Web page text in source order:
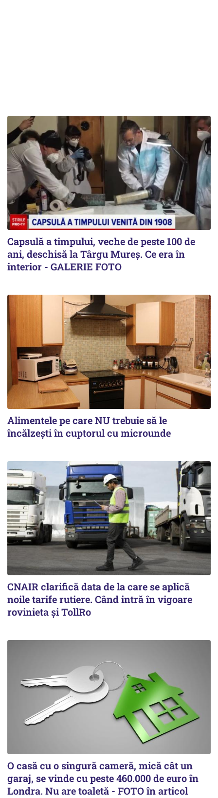
Capsulă a timpului, veche de peste 100 de
ani, deschisă la Târgu Mureș. Ce era în
interior - GALERIE FOTO
Alimentele pe care NU trebuie să le
încălzeşti în cuptorul cu microunde
CNAIR clarifică data de la care se aplică
noile tarife rutiere. Când intră în vigoare
rovinieta și TollRo
O casă cu o singură cameră, mică cât un
garaj, se vinde cu peste 460.000 de euro în
Londra. Nu are toaletă - FOTO în articol